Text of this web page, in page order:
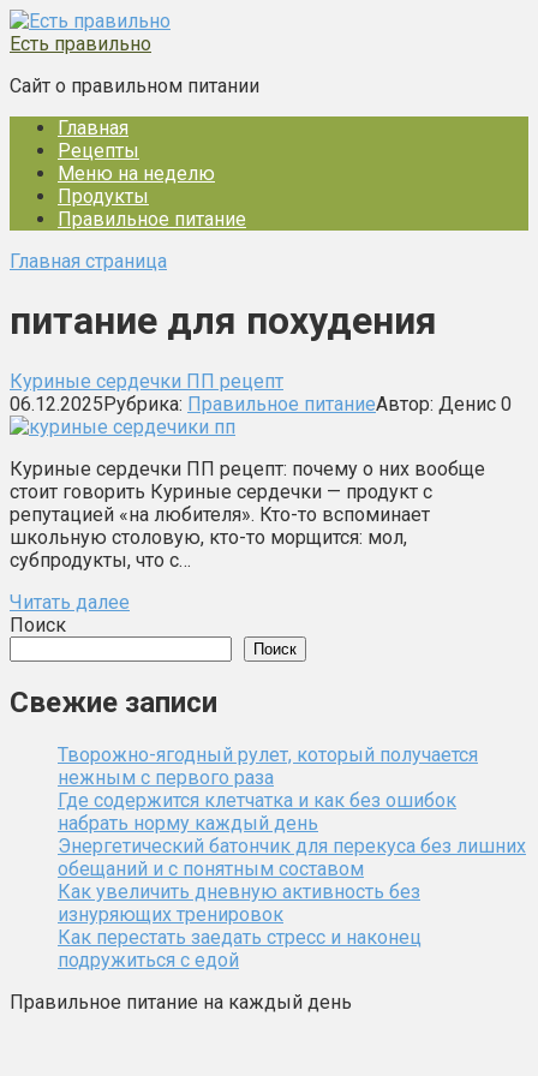
Перейти
к
Есть правильно
Сайт о правильном питании
Главная
Рецепты
Меню на неделю
Продукты
Правильное питание
Главная страница
питание для похудения
Куриные сердечки ПП рецепт
06.12.2025Рубрика: Правильное питаниеАвтор: Денис 0
Куриные сердечки ПП рецепт: почему о них вообще
стоит говорить Куриные сердечки — продукт с
репутацией «на любителя». Кто-то вспоминает
школьную столовую, кто-то морщится: мол,
субпродукты, что с…
Читать далее
Поиск
Поиск
Свежие записи
Творожно-ягодный рулет, который получается
нежным с первого раза
Где содержится клетчатка и как без ошибок
набрать норму каждый день
Энергетический батончик для перекуса без лишних
обещаний и с понятным составом
Как увеличить дневную активность без
изнуряющих тренировок
Как перестать заедать стресс и наконец
подружиться с едой
Правильное питание на каждый день